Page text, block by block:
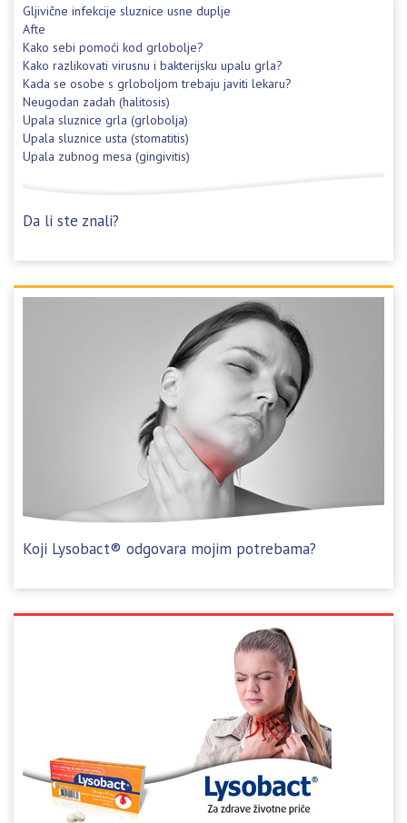
Gljivične infekcije sluznice usne duplje
Afte
Kako sebi pomoći kod grlobolje?
Kako razlikovati virusnu i bakterijsku upalu grla?
Kada se osobe s grloboljom trebaju javiti lekaru?
Neugodan zadah (halitosis)
Upala sluznice grla (grlobolja)
Upala sluznice usta (stomatitis)
Upala zubnog mesa (gingivitis)
Da li ste znali?
Koji Lysobact® odgovara mojim potrebama?